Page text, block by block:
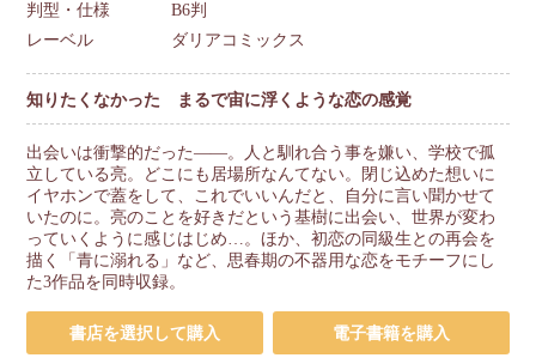
判型・仕様
B6判
レーベル
ダリアコミックス
知りたくなかった まるで宙に浮くような恋の感覚
出会いは衝撃的だった——。人と馴れ合う事を嫌い、学校で孤
立している亮。どこにも居場所なんてない。閉じ込めた想いに
イヤホンで蓋をして、これでいいんだと、自分に言い聞かせて
いたのに。亮のことを好きだという基樹に出会い、世界が変わ
っていくように感じはじめ…。ほか、初恋の同級生との再会を
描く「青に溺れる」など、思春期の不器用な恋をモチーフにし
た3作品を同時収録。
書店を選択して購入 電子書籍を購入